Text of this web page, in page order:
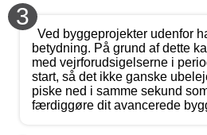
3
Ved byggeprojekter udenfor
betydning. På grund af dette
med vejrforudsigelserne i
start, så det ikke ganske
piske ned i samme sekund
færdiggøre dit avancerede